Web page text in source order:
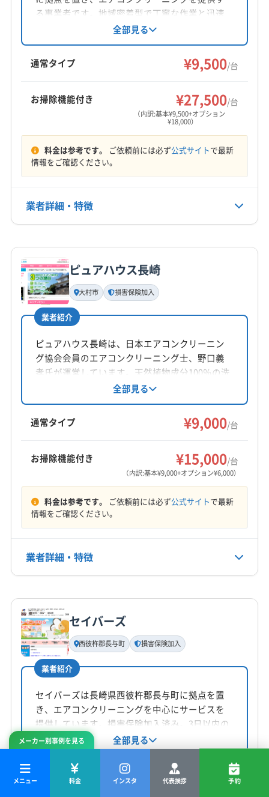
(熊本県) 球磨郡あさぎり町
(熊本県) 球磨郡球磨村
(熊本県) 球磨郡水上村
(熊本県) 球磨郡湯前町
(熊本県) 玉名郡玉東町
(熊本県) 玉名郡和水町
(熊本県) 熊本市中央区
(熊本県) 熊本市東区
(熊本県) 熊本市南区
(熊本県) 熊本市北区
(熊本県) 荒尾市
(熊本県) 合志市
(熊本県) 上益城郡甲佐町
(熊本県) 上天草市
(熊本県) 人吉市
(熊本県) 水俣市
(福岡県) 久留米市
(福岡県) 太宰府市
(福岡県) 八女郡広川町
(福岡県) 八女市
(福岡県) 福岡市城南区
(福岡県) 福岡市早良区
(福岡県) 福岡市東区
(福岡県) 福岡市南区
(福岡県) 福岡市博多区
(福岡県) 柳川市
対応地域
大村市 諫早市
(佐賀県) 嬉野市
(佐賀県) 杵島郡江北町
(佐賀県) 杵島郡大町町
(佐賀県) 杵島郡白石町
(佐賀県) 三養基郡基山町
(佐賀県) 三養基郡上峰町
(佐賀県) 小城市
(佐賀県) 神埼市
(佐賀県) 西松浦郡有田町
(佐賀県) 多久市
(佐賀県) 鳥栖市
(佐賀県) 唐津市
(佐賀県) 東松浦郡玄海町
定休日
年中無休
非公開
る事業者です。地域密着型で丁寧な作業と迅速
な対応を心がけ、損害保険加入済み。基本料金
9500円からで、複数台割引やオプションサービ
スも充実。土日祝日対応、保証付きです。
全部見る
通常タイプ ¥9,500/台
お掃除機能付き ¥27,500/台
（内訳:基本¥9,500+オプション
¥18,000）
料金は参考です。 ご依頼前には必ず公式サイトで最新
情報をご確認ください。
業者詳細・特徴
基本情報
代表者名
江藤
所在地
長崎県西彼杵郡時津町久留里郷1086
対応地域
諫早市
西彼杵郡時津町
西彼杵郡長与町
年中無休
電話番号
公式HP
公式サイトを見る
ピュアハウス長崎
大村市 損害保険加入
業者紹介
ピュアハウス長崎は、日本エアコンクリーニン
グ協会会員のエアコンクリーニング士、野口義
孝氏が運営しています。天然植物成分100％の洗
剤「天使の松」を使用し、エアコンを丁寧にクリ
ーニング。損害保険加入済みで、万が一の際も
安心です。営業時間外や対応地域外の相談も可
能です。
全部見る
通常タイプ ¥9,000/台
お掃除機能付き ¥15,000/台
（内訳:基本¥9,000+オプション¥6,000）
料金は参考です。 ご依頼前には必ず公式サイトで最新
情報をご確認ください。
業者詳細・特徴
基本情報
代表者名
野口義孝
所在地
長崎県大村市鬼橋町1095-8
対応地域
長崎市 雲仙市 佐世保市 大村市
東彼杵郡東彼杵町
東彼杵郡波佐見町
(佐賀県) 嬉野市
(佐賀県) 杵島郡大町町
(佐賀県) 杵島郡白石町
セイバーズ
西彼杵郡長与町 損害保険加入
業者紹介
セイバーズは長崎県西彼杵郡長与町に拠点を置
き、エアコンクリーニングを中心にサービスを
提供しています。損害保険加入済み。3日以内の
不備は無料対応。長崎市、諫早市など長崎県内
の幅広いエリアに対応しています。丁寧な作業
報告と多様なニーズに合わせたプランが魅力で
す。
全部見る
通常タイプ ¥15,000 /台
メーカー別事例を見る
メニュー 料金 インスタ 代表挨拶 予約